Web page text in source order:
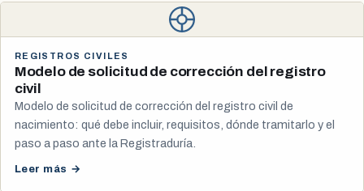
REGISTROS CIVILES
Modelo de solicitud de corrección del registro
civil
Modelo de solicitud de corrección del registro civil de
nacimiento: qué debe incluir, requisitos, dónde tramitarlo y el
paso a paso ante la Registraduría.
Leer más →